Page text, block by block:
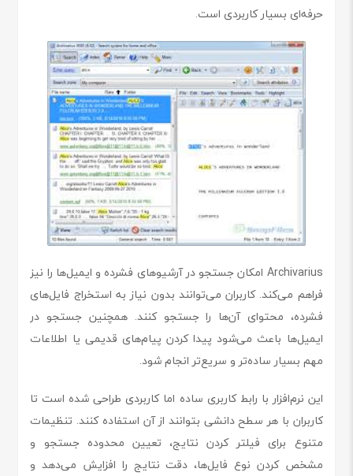
حرفه‌ای بسیار کاربردی است.
Archivarius امکان جستجو در آرشیوهای فشرده و ایمیل‌ها را نیز
فراهم می‌کند. کاربران می‌توانند بدون نیاز به استخراج فایل‌های
فشرده، محتوای آن‌ها را جستجو کنند. همچنین جستجو در
ایمیل‌ها باعث می‌شود پیدا کردن پیام‌های قدیمی یا اطلاعات
مهم بسیار ساده‌تر و سریع‌تر انجام شود.
این نرم‌افزار با رابط کاربری ساده اما کاربردی طراحی شده است تا
کاربران با هر سطح دانشی بتوانند از آن استفاده کنند. تنظیمات
متنوع برای فیلتر کردن نتایج، تعیین محدوده جستجو و
مشخص کردن نوع فایل‌ها، دقت نتایج را افزایش می‌دهد و